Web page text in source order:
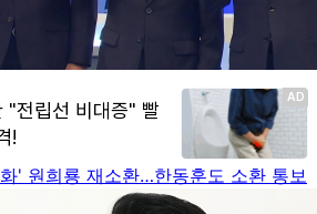
' 원희룡 재소환…한동훈도 소환 통보